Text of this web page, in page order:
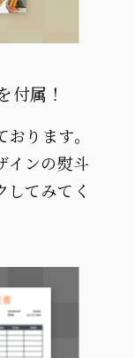
付属！
ります。
インの熨斗
してみてく